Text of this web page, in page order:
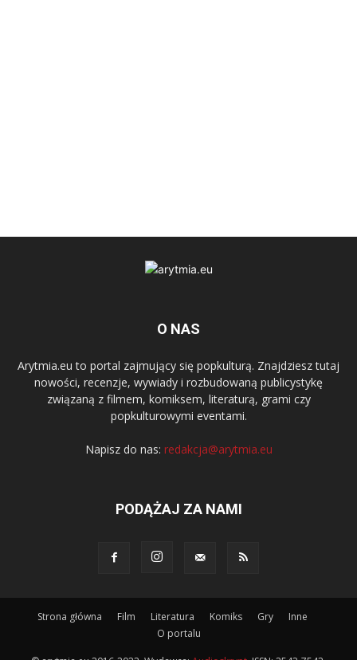
O NAS
Arytmia.eu to portal zajmujący się popkulturą. Znajdziesz tutaj
nowości, recenzje, wywiady i rozbudowaną publicystykę
związaną z filmem, komiksem, literaturą, grami czy
popkulturowymi eventami.
Napisz do nas: redakcja@arytmia.eu
PODĄŻAJ ZA NAMI
Strona główna Film Literatura Komiks Gry
Inne
O portalu